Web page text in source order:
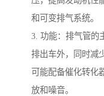
和可变排气系统。
3. 功能：排气管的
排出车外，同时减
可能配备催化转化
放和噪音。